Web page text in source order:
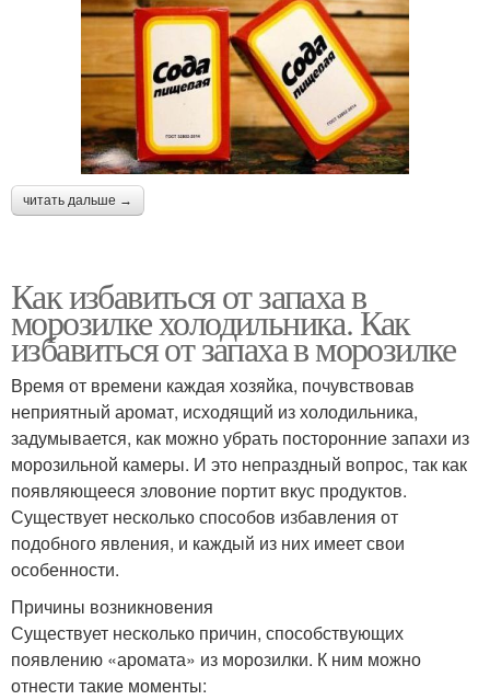
читать дальше →
Как избавиться от запаха в
морозилке холодильника. Как
избавиться от запаха в морозилке
Время от времени каждая хозяйка, почувствовав
неприятный аромат, исходящий из холодильника,
задумывается, как можно убрать посторонние запахи из
морозильной камеры. И это непраздный вопрос, так как
появляющееся зловоние портит вкус продуктов.
Существует несколько способов избавления от
подобного явления, и каждый из них имеет свои
особенности.
Причины возникновения
Существует несколько причин, способствующих
появлению «аромата» из морозилки. К ним можно
отнести такие моменты: